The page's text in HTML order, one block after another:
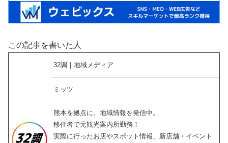
この記事を書いた人
32調｜地域メディア
ミッツ
熊本を拠点に、地域情報を発信中。
移住者で元観光案内所勤務！
実際に行ったお店やスポット情報、新店舗・イベント